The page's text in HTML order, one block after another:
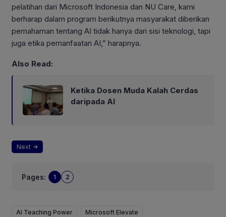
pelatihan dari Microsoft Indonesia dan NU Care, kami
berharap dalam program berikutnya masyarakat diberikan
pemahaman tentang AI tidak hanya dari sisi teknologi, tapi
juga etika pemanfaatan AI,” harapnya.
Also Read:
Ketika Dosen Muda Kalah Cerdas
daripada AI
Next
Pages: 1 2
AI Teaching Power Microsoft Elevate